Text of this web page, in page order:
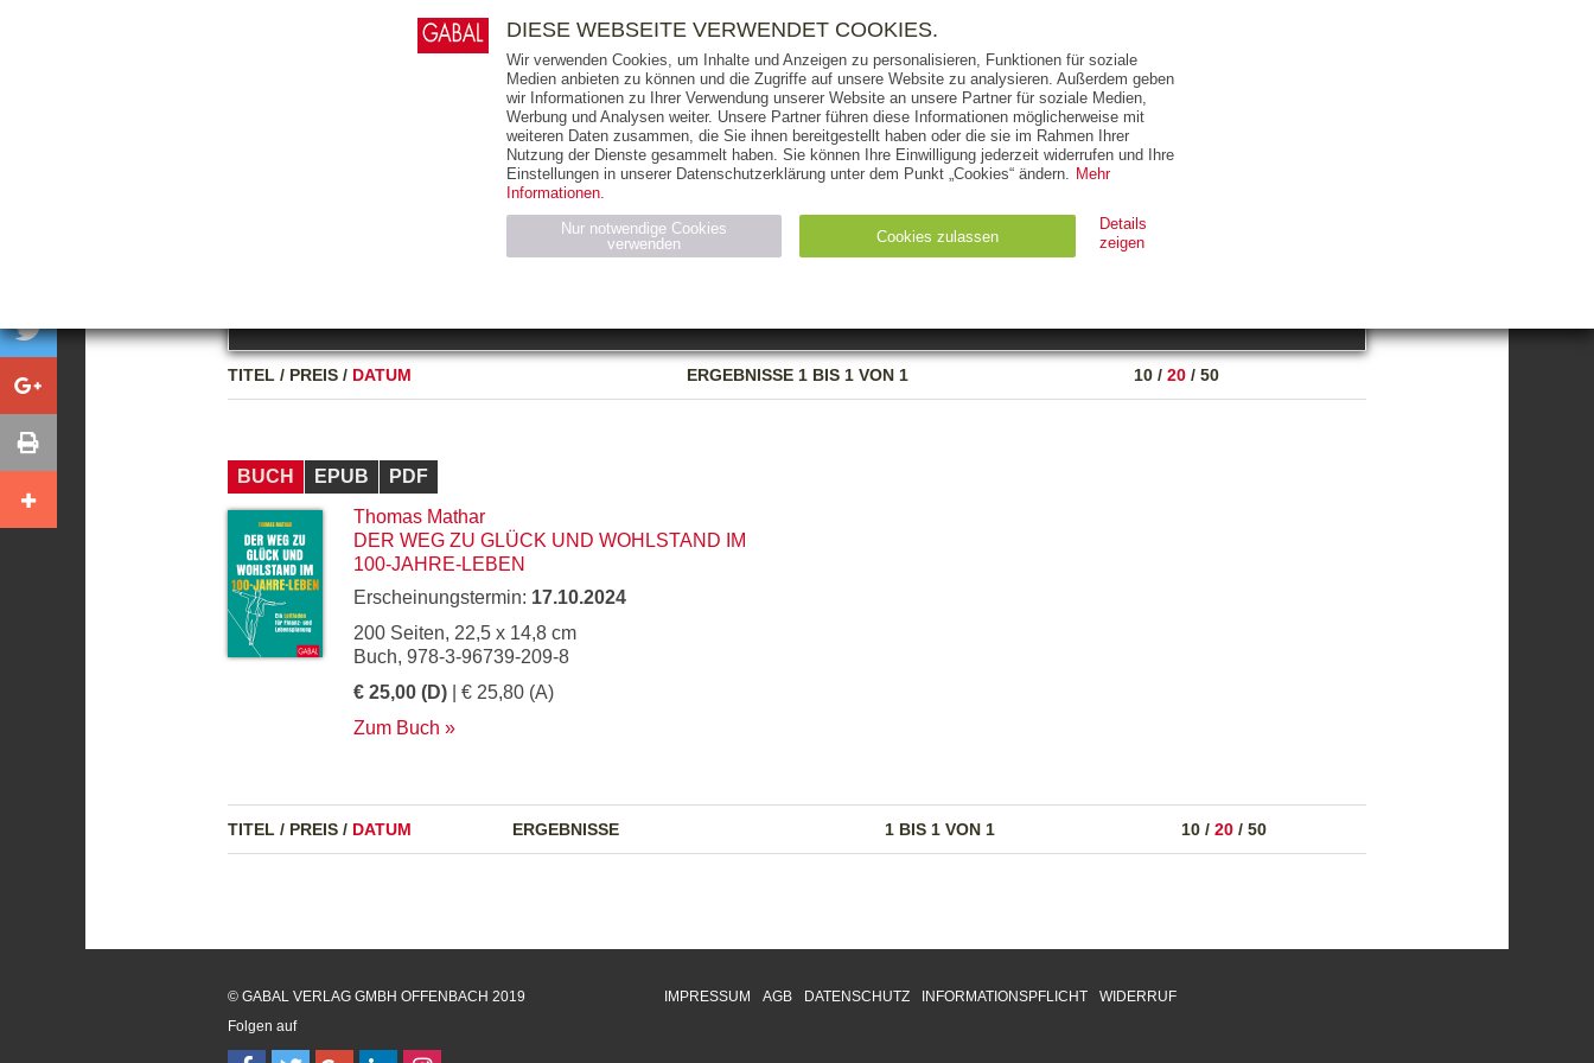
AUSGABEART AUS DER REIHE ZUM THEMA
TITEL / PREIS / DATUM ERGEBNISSE1 BIS 1 VON 1 10 / 20 / 50
BUCH EPUB
PDF
Thomas Mathar
DER WEG ZU GLÜCK UND WOHLSTAND IM
100-JAHRE-LEBEN
Erscheinungstermin: 17.10.2024
200 Seiten, 22,5 x 14,8 cm
Buch, 978-3-96739-209-8
€ 25,00 (D) | € 25,80 (A)
Zum Buch
TITEL / PREIS / DATUM ERGEBNISSE 1 BIS 1 VON 1 10 / 20 / 50
E-BOOKS AUDIO-CDS MP3 NON-BOOKS
THEMEN AUTOREN VERLAG
RIGHTS PRESSE HANDEL FÜR UNTERNEHMEN
IMPRESSUM AGB DATENSCHUTZ INFORMATIONSPFLICHT WIDERRUF
© GABAL VERLAG GMBH OFFENBACH 2019
Folgen auf
DIESE WEBSEITE VERWENDET COOKIES.
Wir verwenden Cookies, um Inhalte und Anzeigen zu personalisieren, Funktionen für soziale
Medien anbieten zu können und die Zugriffe auf unsere Website zu analysieren. Außerdem geben
wir Informationen zu Ihrer Verwendung unserer Website an unsere Partner für soziale Medien,
Werbung und Analysen weiter. Unsere Partner führen diese Informationen möglicherweise mit
weiteren Daten zusammen, die Sie ihnen bereitgestellt haben oder die sie im Rahmen Ihrer
Nutzung der Dienste gesammelt haben. Sie können Ihre Einwilligung jederzeit widerrufen und Ihre
Einstellungen in unserer Datenschutzerklärung unter dem Punkt „Cookies“ ändern. Mehr
Informationen.
Nur notwendige Cookies
verwenden
Cookies zulassen
Details
zeigen
Name Anbieter Zweck Ablauf
Typ
Wird für die Speicherung der Benutzer-Session verwendet HTTP